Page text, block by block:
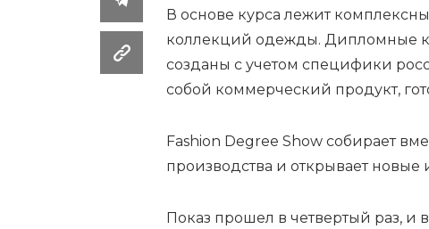
В основе курса лежит
коллекций одежды. Дипломные
созданы с учетом специфики
собой коммерческий продукт,
Fashion Degree Show собирает
производства и открывает
Показ прошел в четвертый раз, и